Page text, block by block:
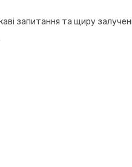
запитання та щиру